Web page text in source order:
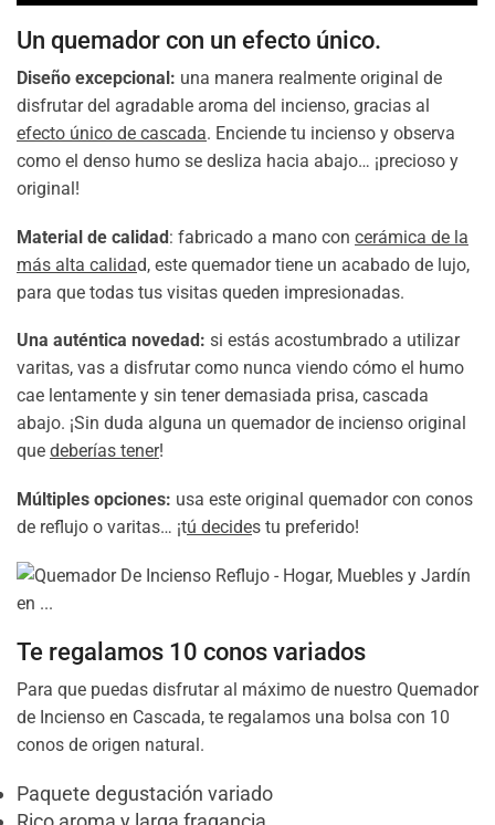
Un quemador con un efecto único.
Diseño excepcional: una manera realmente original de
disfrutar del agradable aroma del incienso, gracias al
efecto único de cascada. Enciende tu incienso y observa
como el denso humo se desliza hacia abajo… ¡precioso y
original!
Material de calidad: fabricado a mano con cerámica de la
más alta calidad, este quemador tiene un acabado de lujo,
para que todas tus visitas queden impresionadas.
Una auténtica novedad: si estás acostumbrado a utilizar
varitas, vas a disfrutar como nunca viendo cómo el humo
cae lentamente y sin tener demasiada prisa, cascada
abajo. ¡Sin duda alguna un quemador de incienso original
que deberías tener!
Múltiples opciones: usa este original quemador con conos
de reflujo o varitas… ¡tú decides tu preferido!
Te regalamos 10 conos variados
Para que puedas disfrutar al máximo de nuestro Quemador
de Incienso en Cascada, te regalamos una bolsa con 10
conos de origen natural.
Paquete degustación variado